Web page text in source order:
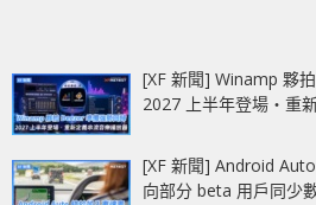
[XF 新聞] Winamp 夥
2027 上半年登場‧重
[XF 新聞] Android
向部分 beta 用戶同少